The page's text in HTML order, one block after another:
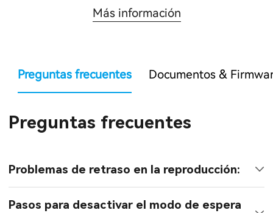
Más información
Preguntas frecuentes Documentos &
Preguntas frecuentes
Problemas de retraso en la reproducción:
Pasos para desactivar el modo de espera